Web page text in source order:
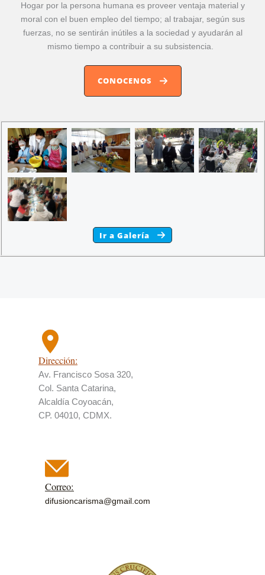
Hogar por la persona humana es proveer ventaja material y
moral con el buen empleo del tiempo; al trabajar, según sus
fuerzas, no se sentirán inútiles a la sociedad y ayudarán al
mismo tiempo a contribuir a su subsistencia.
CONOCENOS
Ir a Galería
Dirección:
Av. Francisco Sosa 320,
Col. Santa Catarina,
Alcaldía Coyoacán,
CP. 04010, CDMX.
Correo:
difusioncarisma@gmail.com